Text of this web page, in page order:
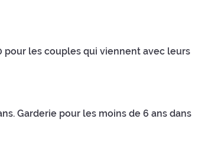
pour les couples qui viennent avec leurs
Garderie pour les moins de 6 ans dans